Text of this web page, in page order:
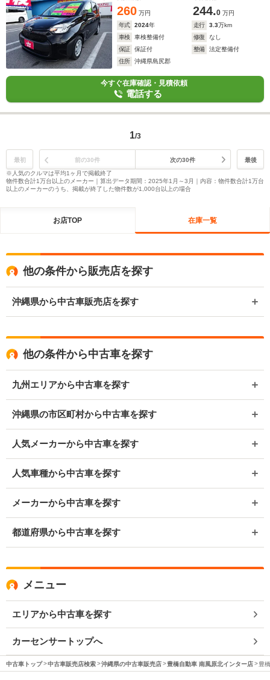
260 万円 244.0 万円
年式
2024年 走行 3.3万km
車検
車検整備付 修復
なし
保証
保証付 整備
法定整備付
住所
沖縄県島尻郡
今すぐ在庫確認・見積依頼
電話する
1/3
最初 前の30件 次の30件
最後
※人気のクルマは平均1ヶ月で掲載終了
物件数合計1万台以上のメーカー｜算出データ期間：2025年1月～3月｜内容：物件数合計1万台
以上のメーカーのうち、掲載が終了した物件数が1,000台以上の場合
お店TOP 在庫一覧
他の条件から販売店を探す
沖縄県から中古車販売店を探す
他の条件から中古車を探す
九州エリアから中古車を探す
沖縄県の市区町村から中古車を探す
人気メーカーから中古車を探す
人気車種から中古車を探す
メーカーから中古車を探す
都道府県から中古車を探す
メニュー
エリアから中古車を探す
カーセンサートップへ
中古車トップ 中古車販売店検索 沖縄県の中古車販売店 豊橋自動車 南風原北インター店 豊